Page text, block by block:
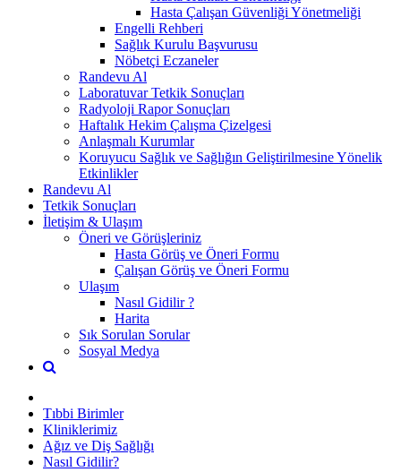
Hasta Çalışan Güvenliği Yönetmeliği
Engelli Rehberi
Sağlık Kurulu Başvurusu
Nöbetçi Eczaneler
Randevu Al
Laboratuvar Tetkik Sonuçları
Radyoloji Rapor Sonuçları
Haftalık Hekim Çalışma Çizelgesi
Anlaşmalı Kurumlar
Koruyucu Sağlık ve Sağlığın Geliştirilmesine Yönelik
Etkinlikler
Randevu Al
Tetkik Sonuçları
İletişim & Ulaşım
Öneri ve Görüşleriniz
Hasta Görüş ve Öneri Formu
Çalışan Görüş ve Öneri Formu
Ulaşım
Nasıl Gidilir ?
Harita
Sık Sorulan Sorular
Sosyal Medya
Tıbbi Birimler
Kliniklerimiz
Ağız ve Diş Sağlığı
Nasıl Gidilir?